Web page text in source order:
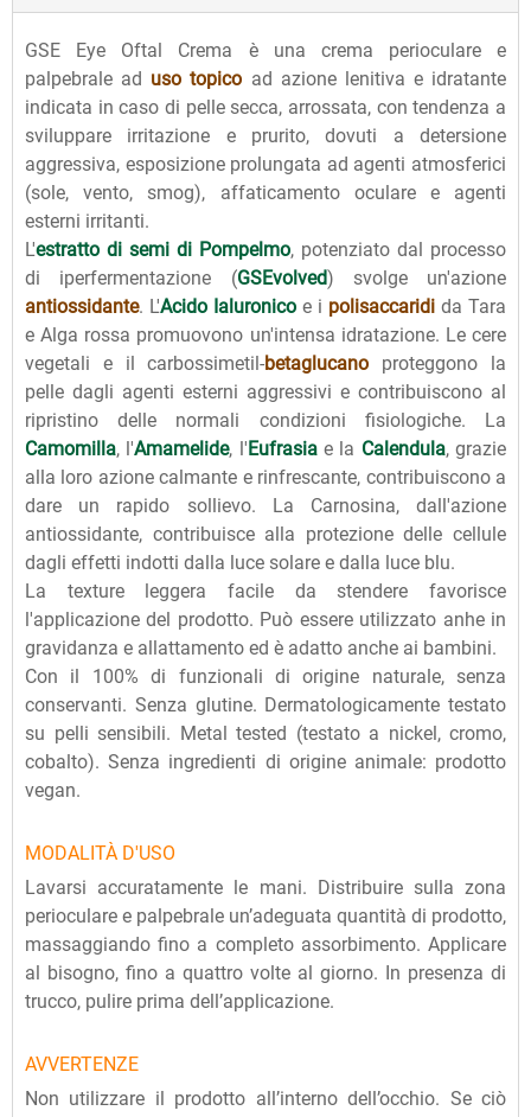
GSE Eye Oftal Crema è una crema perioculare e
palpebrale ad uso topico ad azione lenitiva e idratante
indicata in caso di pelle secca, arrossata, con tendenza a
sviluppare irritazione e prurito, dovuti a detersione
aggressiva, esposizione prolungata ad agenti atmosferici
(sole, vento, smog), affaticamento oculare e agenti
esterni irritanti.
L'estratto di semi di Pompelmo, potenziato dal processo
di iperfermentazione (GSEvolved) svolge un'azione
antiossidante. L'Acido Ialuronico e i polisaccaridi da Tara
e Alga rossa promuovono un'intensa idratazione. Le cere
vegetali e il carbossimetil-betaglucano proteggono la
pelle dagli agenti esterni aggressivi e contribuiscono al
ripristino delle normali condizioni fisiologiche. La
Camomilla, l'Amamelide, l'Eufrasiae la Calendula, grazie
alla loro azione calmante e rinfrescante, contribuiscono a
dare un rapido sollievo. La Carnosina, dall'azione
antiossidante, contribuisce alla protezione delle cellule
dagli effetti indotti dalla luce solare e dalla luce blu.
La texture leggera facile da stendere favorisce
l'applicazione del prodotto. Può essere utilizzato anhe in
gravidanza e allattamento ed è adatto anche ai bambini.
Con il 100% di funzionali di origine naturale, senza
conservanti. Senza glutine. Dermatologicamente testato
su pelli sensibili. Metal tested (testato a nickel, cromo,
cobalto). Senza ingredienti di origine animale: prodotto
vegan.
MODALITÀ D'USO
Lavarsi accuratamente le mani. Distribuire sulla zona
perioculare e palpebrale un’adeguata quantità di prodotto,
massaggiando fino a completo assorbimento. Applicare
al bisogno, fino a quattro volte al giorno. In presenza di
trucco, pulire prima dell’applicazione.
AVVERTENZE
Non utilizzare il prodotto all’interno dell’occhio. Se ciò